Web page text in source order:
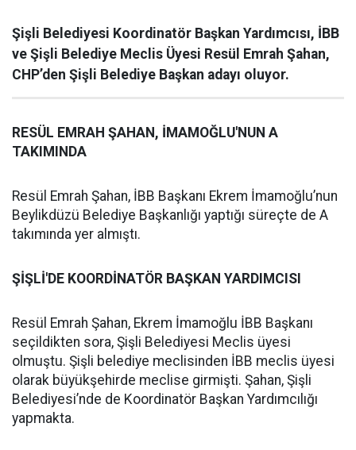
Şişli Belediyesi Koordinatör Başkan Yardımcısı, İBB
ve Şişli Belediye Meclis Üyesi Resül Emrah Şahan,
CHP’den Şişli Belediye Başkan adayı oluyor.
RESÜL EMRAH ŞAHAN, İMAMOĞLU'NUN A
TAKIMINDA
Resül Emrah Şahan, İBB Başkanı Ekrem İmamoğlu’nun
Beylikdüzü Belediye Başkanlığı yaptığı süreçte de A
takımında yer almıştı.
ŞİŞLİ'DE KOORDİNATÖR BAŞKAN YARDIMCISI
Resül Emrah Şahan, Ekrem İmamoğlu İBB Başkanı
seçildikten sora, Şişli Belediyesi Meclis üyesi
olmuştu. Şişli belediye meclisinden İBB meclis üyesi
olarak büyükşehirde meclise girmişti. Şahan, Şişli
Belediyesi’nde de Koordinatör Başkan Yardımcılığı
yapmakta.